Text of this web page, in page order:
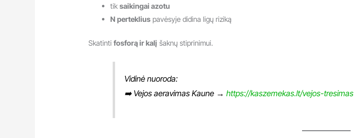
tiksaikingai azotu
N perteklius pavėsyje didina ligų riziką
Skatintifosforą ir kalį šaknų stiprinimui.
Vidinė nuoroda:
➡️ Vejos aeravimas Kaune →https://kaszemekas.lt/vejos-tresimas